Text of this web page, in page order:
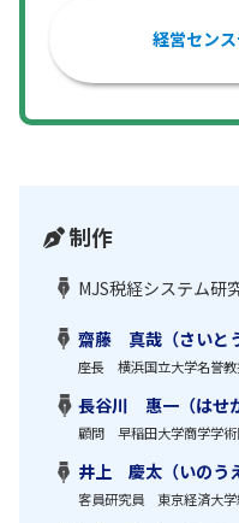
経営セン
制作
MJS税経システム研
齋藤 真哉（さいと
座長 横浜国立大学名誉教
長谷川 惠一（はせ
顧問 早稲田大学商学学術
井上 慶太（いのう
客員研究員 東京経済大学